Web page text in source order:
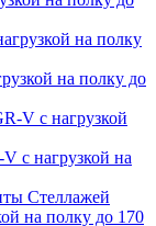
на полку до
с нагрузкой на
Стеллажей